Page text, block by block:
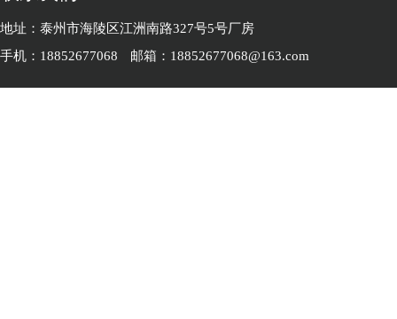
地址：泰州市海陵区江洲南路327号5号厂房
手机：18852677068
邮箱：18852677068@163.com